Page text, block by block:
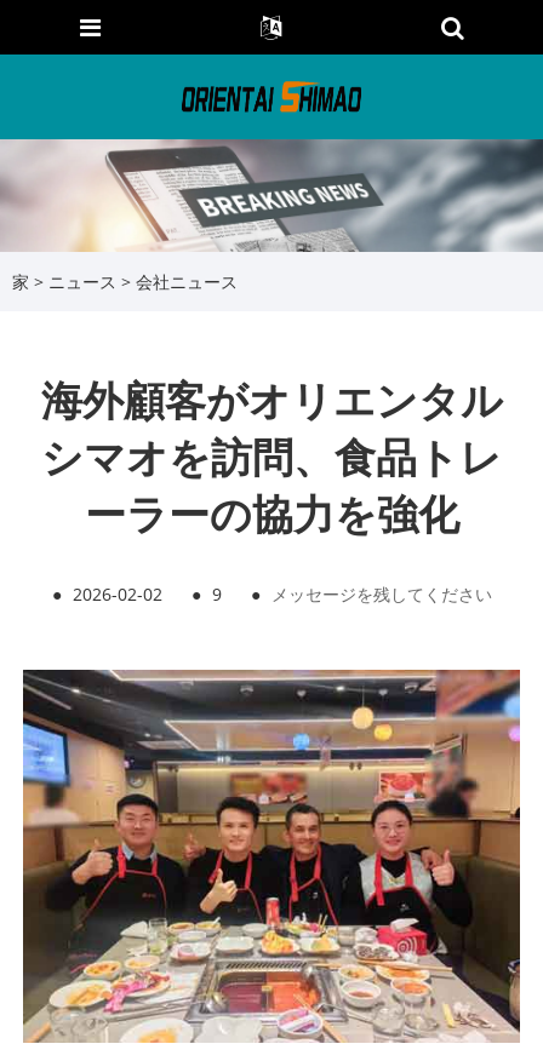
家 > ニュース > 会社ニュース
海外顧客がオリエンタル
シマオを訪問、食品トレ
ーラーの協力を強化
● 2026-02-02 ● 9 ● メッセージを残してください